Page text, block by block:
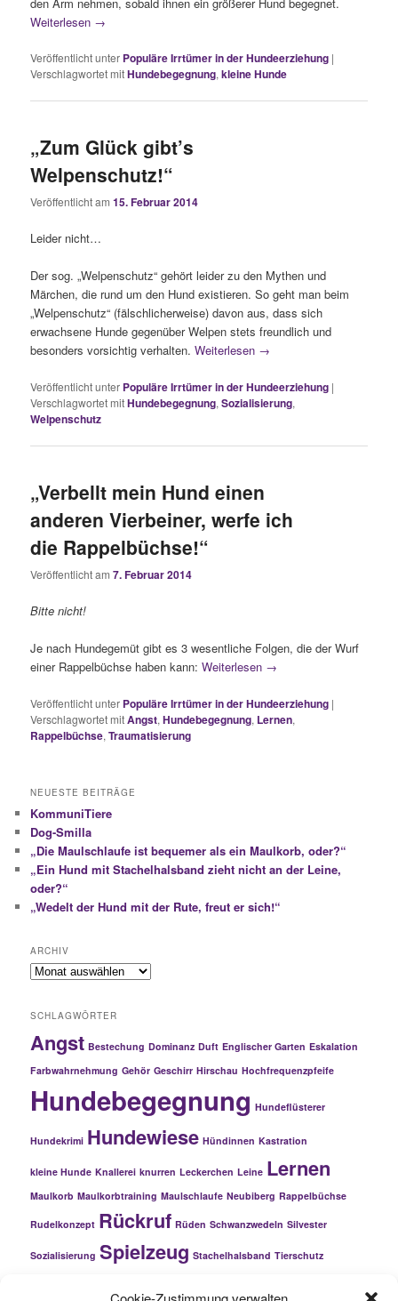
Weiterlesen →
Veröffentlicht unter Populäre Irrtümer in der Hundeerziehung |
Verschlagwortet mitHundebegegnung,kleine Hunde
„Zum Glück gibt’s
Welpenschutz!“
Veröffentlicht am15. Februar 2014
Leider nicht…
Der sog. „Welpenschutz“ gehört leider zu den Mythen und
Märchen, die rund um den Hund existieren. So geht man beim
„Welpenschutz“ (fälschlicherweise) davon aus, dass sich
erwachsene Hunde gegenüber Welpen stets freundlich und
besonders vorsichtig verhalten.Weiterlesen →
Veröffentlicht unter Populäre Irrtümer in der Hundeerziehung |
Verschlagwortet mitHundebegegnung,Sozialisierung,
Welpenschutz
„Verbellt mein Hund einen
anderen Vierbeiner, werfe ich
die Rappelbüchse!“
Veröffentlicht am7. Februar 2014
Bitte nicht!
Je nach Hundegemüt gibt es 3 wesentliche Folgen, die der Wurf
einer Rappelbüchse haben kann:Weiterlesen →
Veröffentlicht unter Populäre Irrtümer in der Hundeerziehung |
Verschlagwortet mitAngst,Hundebegegnung, Lernen,
Rappelbüchse,Traumatisierung
NEUESTE BEITRÄGE
KommuniTiere
Dog-Smilla
„Die Maulschlaufe ist bequemer als ein Maulkorb, oder?“
„Ein Hund mit Stachelhalsband zieht nicht an der Leine,
oder?“
„Wedelt der Hund mit der Rute, freut er sich!“
ARCHIV
Archiv
SCHLAGWÖRTER
Angst Bestechung Dominanz Duft Englischer Garten Eskalation
Farbwahrnehmung Gehör Geschirr Hirschau Hochfrequenzpfeife
Hundebegegnung Hundeflüsterer
Hundekrimi Hundewiese Hündinnen Kastration
kleine Hunde Knallerei knurren Leckerchen Leine Lernen
Maulkorb Maulkorbtraining Maulschlaufe Neubiberg Rappelbüchse
Rudelkonzept Rückruf Rüden Schwanzwedeln Silvester
Sozialisierung Spielzeug Stachelhalsband Tierschutz